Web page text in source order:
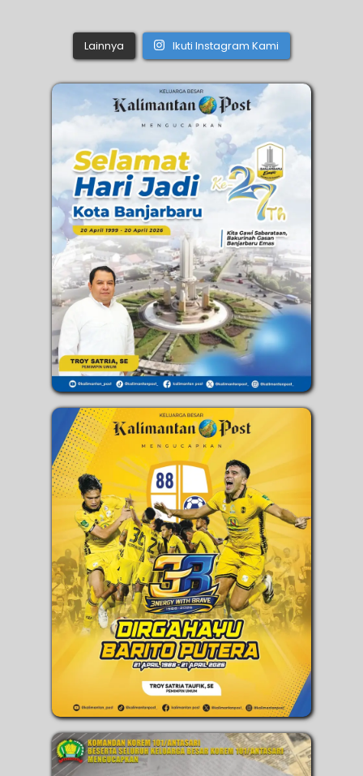
Lainnya Ikuti Instagram Kami